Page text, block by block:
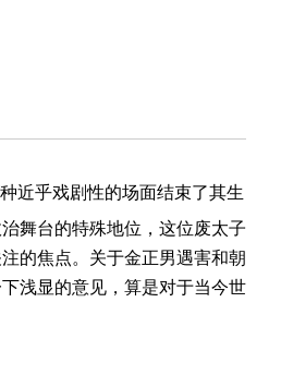
近乎戏剧性的场面结束了其生
舞台的特殊地位，这位废太子
的焦点。关于金正男遇害和朝
浅显的意见，算是对于当今世